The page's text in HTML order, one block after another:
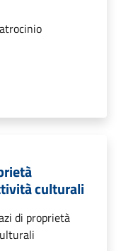
culturali
di proprietà